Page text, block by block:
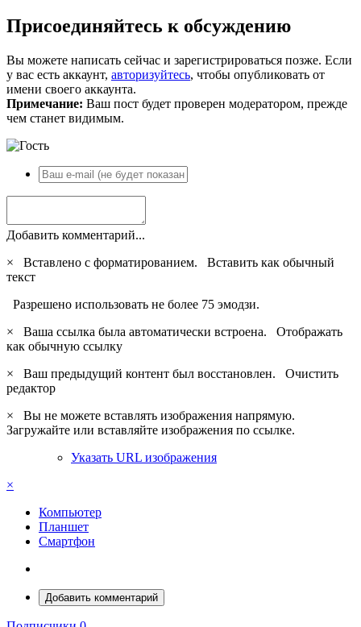
Присоединяйтесь к обсуждению
Вы можете написать сейчас и зарегистрироваться позже. Если
у вас есть аккаунт, авторизуйтесь, чтобы опубликовать от
имени своего аккаунта.
Примечание: Ваш пост будет проверен модератором, прежде
чем станет видимым.
Добавить комментарий...
×
Вставлено с форматированием. Вставить как обычный
текст
Разрешено использовать не более 75 эмодзи.
×
Ваша ссылка была автоматически встроена. Отображать
как обычную ссылку
×
Ваш предыдущий контент был восстановлен. Очистить
редактор
×
Вы не можете вставлять изображения напрямую.
Загружайте или вставляйте изображения по ссылке.
Указать URL изображения
×
Компьютер
Планшет
Смартфон
Добавить комментарий